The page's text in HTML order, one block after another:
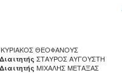
ΘΕΟΦΑΝΟΥΣ
ΣΤΑΥΡΟΣ ΑΥΓΟΥΣΤΗ
ΜΙΧΑΛΗΣ ΜΕΤΑΞΑΣ